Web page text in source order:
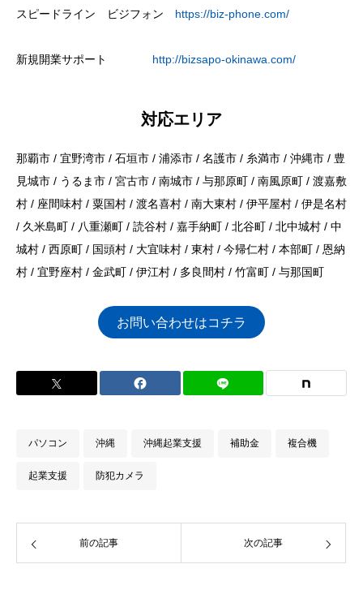
スピードライン ビジフォン https://biz-phone.com/
新規開業サポート http://bizsapo-okinawa.com/
対応エリア
那覇市 / 宜野湾市 / 石垣市 / 浦添市 / 名護市 / 糸満市 / 沖縄市 / 豊
見城市 / うるま市 / 宮古市 / 南城市 / 与那原町 / 南風原町 / 渡嘉敷
村 / 座間味村 / 粟国村 / 渡名喜村 / 南大東村 / 伊平屋村 / 伊是名村
/ 久米島町 / 八重瀬町 / 読谷村 / 嘉手納町 / 北谷町 / 北中城村 / 中
城村 / 西原町 / 国頭村 / 大宜味村 / 東村 / 今帰仁村 / 本部町 / 恩納
村 / 宜野座村 / 金武町 / 伊江村 / 多良間村 / 竹富町 / 与那国町
お問い合わせはコチラ
パソコン 沖縄 沖縄起業支援 補助金 複合機
起業支援 防犯カメラ
前の記事 次の記事